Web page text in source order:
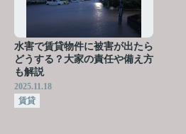
水害で賃貸物件に被害が出たら
どうする？大家の責任や備え方
も解説
2025.11.18
賃貸